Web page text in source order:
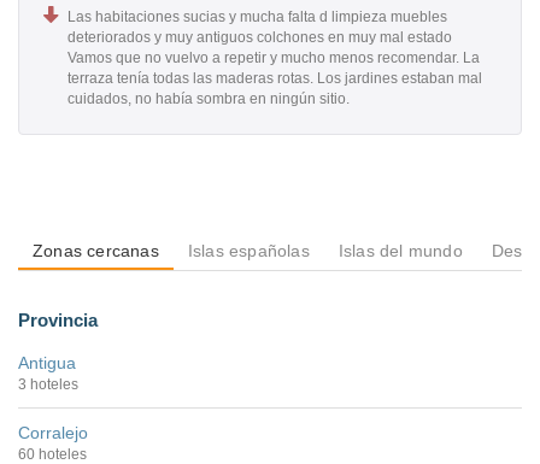
Las habitaciones sucias y mucha falta d limpieza muebles
deteriorados y muy antiguos colchones en muy mal estado
Vamos que no vuelvo a repetir y mucho menos recomendar. La
terraza tenía todas las maderas rotas. Los jardines estaban mal
cuidados, no había sombra en ningún sitio.
Zonas cercanas Islas españolas Islas del mundo
Provincia
Antigua
3 hoteles
Corralejo
60 hoteles